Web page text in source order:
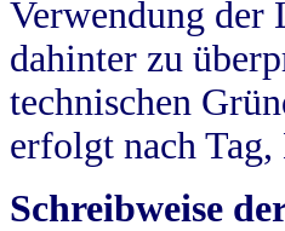
Verwendung der
dahinter zu
technischen
erfolgt nach Tag,
Schreibweise